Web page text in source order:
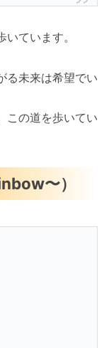
ています。
る未来は希望でい
この道を歩いてい
〜）